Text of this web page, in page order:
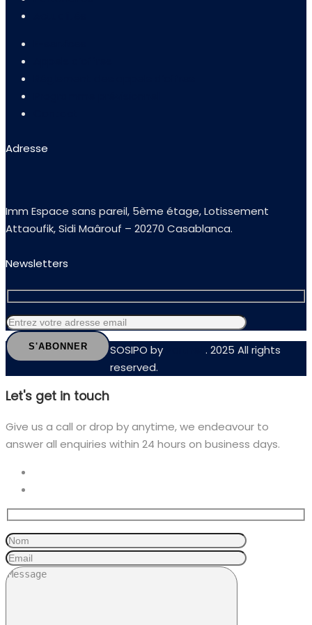
Adresse
Imm Espace sans pareil, 5ème étage, Lotissement
Attaoufik, Sidi Maârouf – 20270 Casablanca.
Newsletters
SOSIPO by
. 2025 All rights
reserved.
Let's get in touch
Give us a call or drop by anytime, we endeavour to
answer all enquiries within 24 hours on business days.